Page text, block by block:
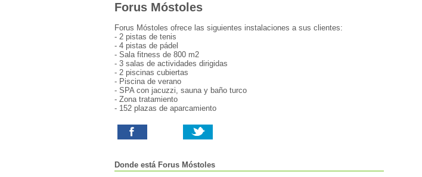
Forus Móstoles
Forus Móstoles ofrece las siguientes instalaciones a sus clientes:
- 2 pistas de tenis
- 4 pistas de pádel
- Sala fitness de 800 m2
- 3 salas de actividades dirigidas
- 2 piscinas cubiertas
- Piscina de verano
- SPA con jacuzzi, sauna y baño turco
- Zona tratamiento
- 152 plazas de aparcamiento
Donde está Forus Móstoles